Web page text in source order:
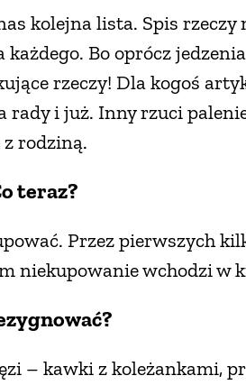
kolejna lista. Spis
Bo oprócz
rzeczy! Dla kogoś
rady i już. Inny rzuci
rodziną.
teraz?
Przez pierwszych
niekupowanie wchodzi w
– kawki z koleżankami,